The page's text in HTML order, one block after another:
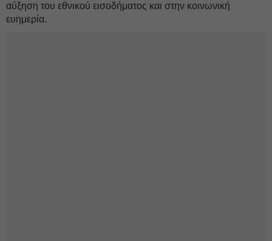
αύξηση του εθνικού εισοδήματος και στην κοινωνική
ευημερία.